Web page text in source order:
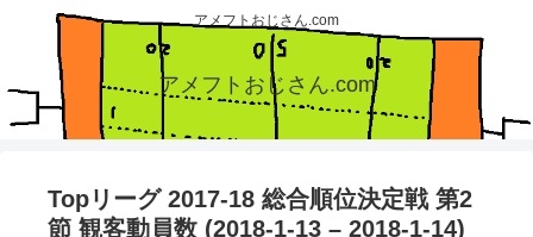
アメフトおじさん.com
アメフトおじさん.com
Topリーグ 2017-18 総合順位決定戦 第2
節 観客動員数 (2018-1-13 – 2018-1-14)